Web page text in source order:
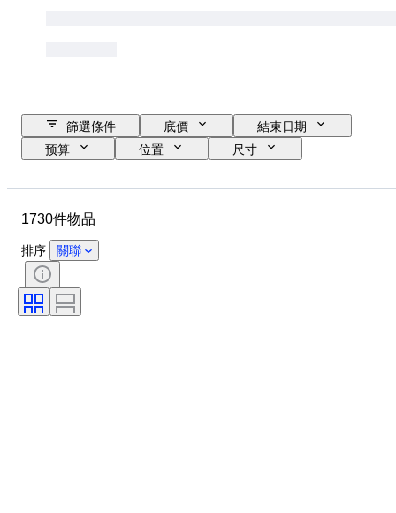
篩選條件 底價
結束日期
预算
位置
尺寸
狀態
標題
簽名
時代
藝術家
1730件物品
排序 關聯